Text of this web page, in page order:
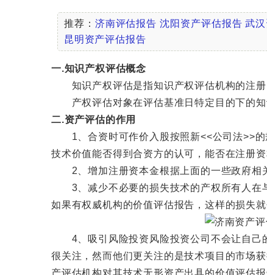
推荐： 济南评估报告 沈阳资产评估报告 武
昆明资产评估报告
一.知识产权评估概念
知识产权评估是指知识产权评估机构的注册
产权评估对象在评估基准日特定目的下的知
二.资产评估的作用
1、合资时可作价入股按照新<<公司法>>的
技术价值能否得到合资方的认可，能否在注册
2、增加注册资本金根据上面的一些政府相
3、减少不必要的损失技术的产权所有人在与
如果有权威机构的价值评估报告，这样的损失就
4、吸引风险投资风险投资公司不会让自己
很关注，然而他们更关注的是技术项目的市场
产评估机构对其技术无形资产出具的价值评估